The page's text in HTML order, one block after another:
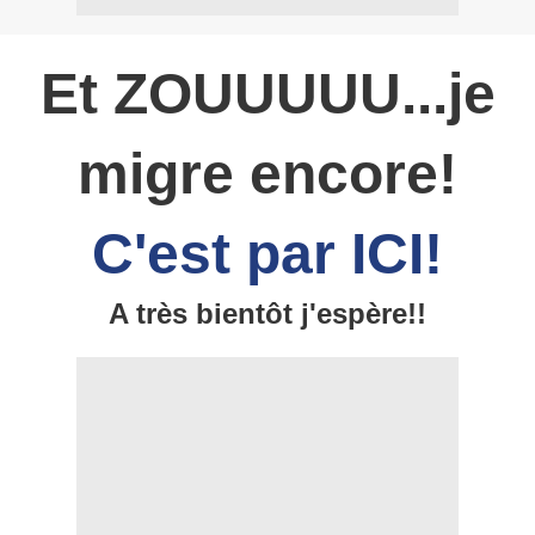
Et ZOUUUUU...je
migre encore!
C'est par ICI!
A très bientôt j'espère!!